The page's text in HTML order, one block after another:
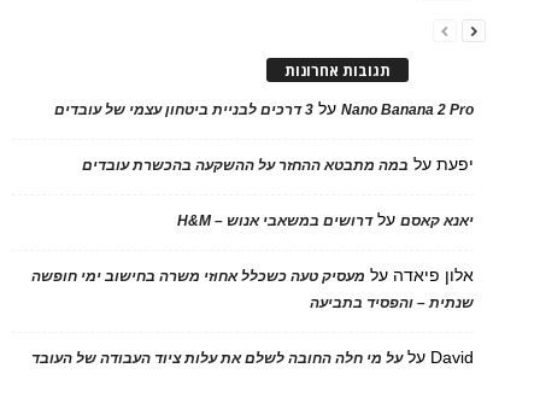
תגובות אחרונות
Nano Banana 2 Proעל 3 דרכים לבניית ביטחון עצמי של עובדים
יפעתעל במה מתבטא ההחזר על ההשקעה בהכשרת עובדים
יאנא קאסםעלדרושים במשאבי אנוש – H&M
אלון פיאדה על מעסיק טעה כשכלל אחוזי משרה בחישוב ימי חופשה
שנתית – והפסיד בתביעה
David עלעל מי חלה החובה לשלם את עלות ציוד העבודה של העובד